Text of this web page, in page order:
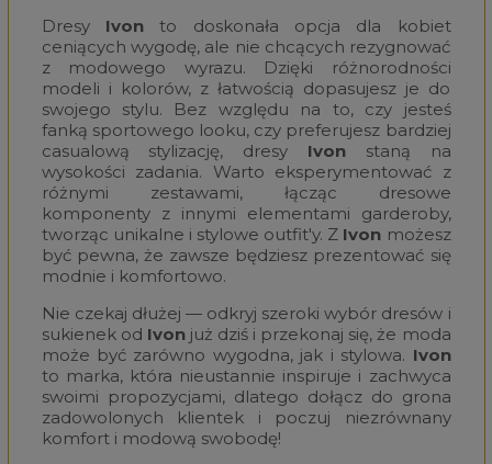
Dresy Ivonto doskonała opcja dla kobiet
ceniących wygodę, ale nie chcących rezygnować
z modowego wyrazu. Dzięki różnorodności
modeli i kolorów, z łatwością dopasujesz je do
swojego stylu. Bez względu na to, czy jesteś
fanką sportowego looku, czy preferujesz bardziej
casualową stylizację, dresy Ivon staną na
wysokości zadania. Warto eksperymentować z
różnymi zestawami, łącząc dresowe
komponenty z innymi elementami garderoby,
tworząc unikalne i stylowe outfit'y. Z Ivon możesz
być pewna, że zawsze będziesz prezentować się
modnie i komfortowo.
Nie czekaj dłużej — odkryj szeroki wybór dresów i
sukienek od Ivon już dziś i przekonaj się, że moda
może być zarówno wygodna, jak i stylowa. Ivon
to marka, która nieustannie inspiruje i zachwyca
swoimi propozycjami, dlatego dołącz do grona
zadowolonych klientek i poczuj niezrównany
komfort i modową swobodę!